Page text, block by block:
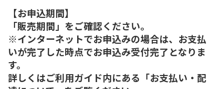
【お申込期間】
「販売期間」をご確認ください。
※インターネットでお申込みの場合は、お支払
いが完了した時点でお申込み受付完了となりま
す。
詳しくはご利用ガイド内にある「お支払い・配